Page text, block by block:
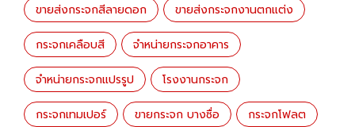
ขายส่งกระจกสีลายดอก ​​​​​​​ขายส่งกระจกงานตกแต่ง
กระจกเคลือบสี จำหน่ายกระจกอาคาร
จำหน่ายกระจกแปรรูป โรงงานกระจก
กระจกเทมเปอร์ ขายกระจก บางซื่อ กระจกโฟลต